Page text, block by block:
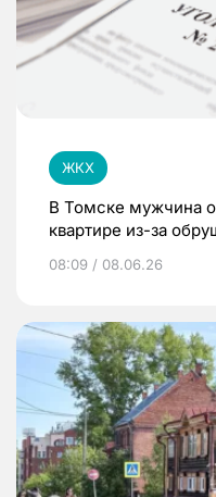
ЖКХ
В Томске мужчина
квартире из-за
08:09 / 08.06.26